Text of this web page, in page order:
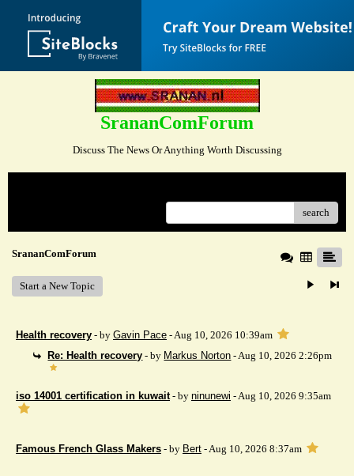
SrananComForum
Discuss The News Or Anything Worth Discussing
search
SrananComForum
Start a New Topic
Health recovery - by Gavin Pace - Aug 10, 2026 10:39am
Re: Health recovery - by Markus Norton - Aug 10, 2026 2:26pm
iso 14001 certification in kuwait - by ninunewi - Aug 10, 2026 9:35am
Famous French Glass Makers - by Bert - Aug 10, 2026 8:37am